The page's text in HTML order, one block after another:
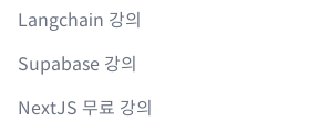
Langchain 강의
Supabase 강의
NextJS 무료 강의